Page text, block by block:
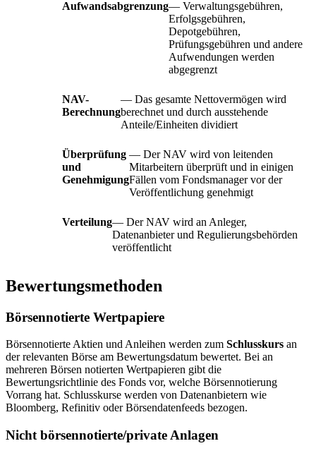
Aufwandsabgrenzung— Verwaltungsgebühren,
Erfolgsgebühren,
Depotgebühren,
Prüfungsgebühren und andere
Aufwendungen werden
abgegrenzt
NAV-
Berechnung
— Das gesamte Nettovermögen wird
berechnet und durch ausstehende
Anteile/Einheiten dividiert
Überprüfung
und
Genehmigung
— Der NAV wird von leitenden
Mitarbeitern überprüft und in einigen
Fällen vom Fondsmanager vor der
Veröffentlichung genehmigt
Verteilung— Der NAV wird an Anleger,
Datenanbieter und Regulierungsbehörden
veröffentlicht
Bewertungsmethoden
Börsennotierte Wertpapiere
Börsennotierte Aktien und Anleihen werden zum Schlusskurs an
der relevanten Börse am Bewertungsdatum bewertet. Bei an
mehreren Börsen notierten Wertpapieren gibt die
Bewertungsrichtlinie des Fonds vor, welche Börsennotierung
Vorrang hat. Schlusskurse werden von Datenanbietern wie
Bloomberg, Refinitiv oder Börsendatenfeeds bezogen.
Nicht börsennotierte/private Anlagen